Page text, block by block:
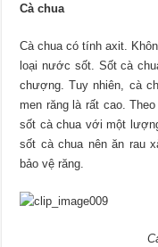
Cà chua
Cà chua có tính axit.
loại nước sốt. Sốt cà
chượng. Tuy nhiên, cà
men răng là rất cao.
sốt cà chua với một
sốt cà chua nên ăn rau
bảo vệ răng.